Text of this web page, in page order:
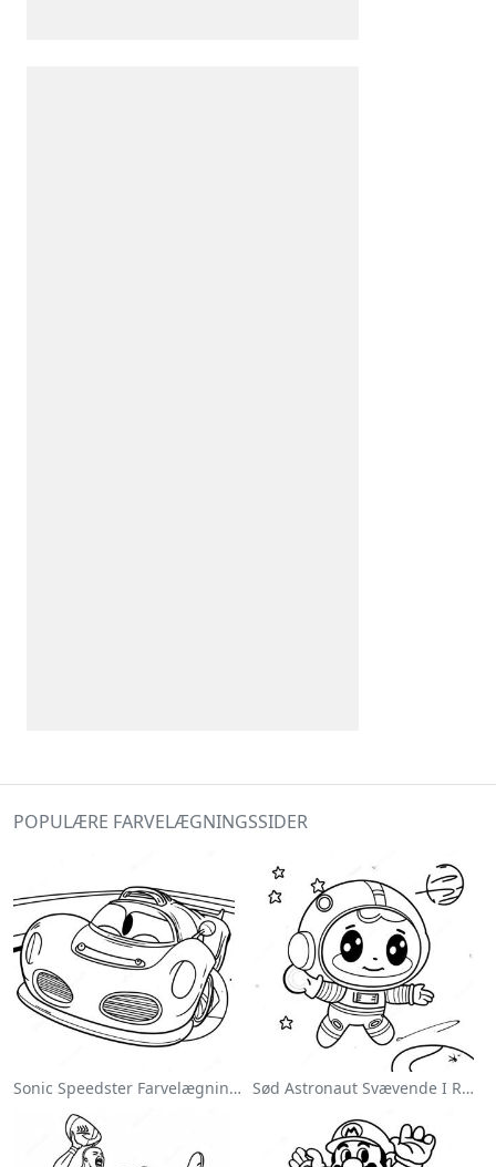
POPULÆRE FARVELÆGNINGSSIDER
Sonic Speedster Farvelægningsside Sød Astronaut Svævende I Rummet Farvelægningsside